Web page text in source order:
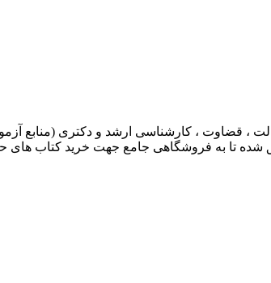
، قضاوت ، کارشناسی ارشد و دکتری (منابع
شده تا به فروشگاهی جامع جهت خرید کتاب های